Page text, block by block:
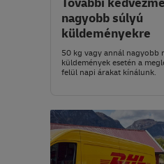
További
nagyobb súlyú
küldeményekre
50 kg vagy annál nagyobb
küldemények esetén a
felül napi árakat kínálunk.